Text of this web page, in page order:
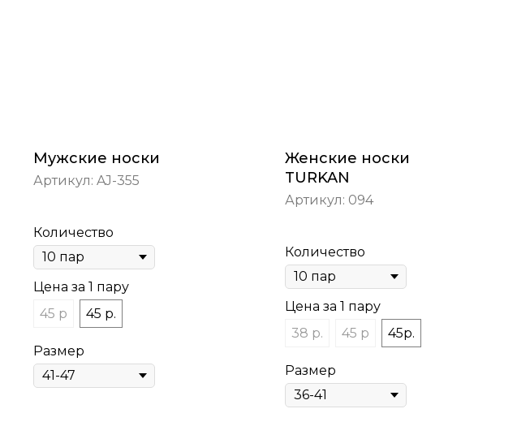
Мужские носки
Артикул: AJ-355
Количество
Цена за 1 пару
45 р
45 р.
Размер
Женские носки
TURKAN
Артикул: 094
Количество
Цена за 1 пару
38 р.
45 р 45р.
Размер